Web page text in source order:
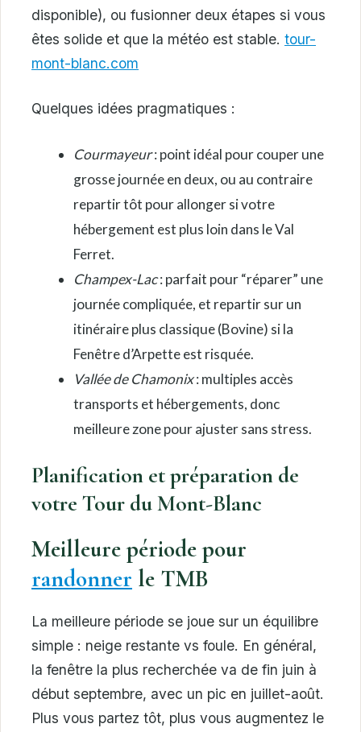
disponible), ou fusionner deux étapes si vous
êtes solide et que la météo est stable. tour-
mont-blanc.com
Quelques idées pragmatiques :
Courmayeur: point idéal pour couper une
grosse journée en deux, ou au contraire
repartir tôt pour allonger si votre
hébergement est plus loin dans le Val
Ferret.
Champex-Lac: parfait pour “réparer” une
journée compliquée, et repartir sur un
itinéraire plus classique (Bovine) si la
Fenêtre d’Arpette est risquée.
Vallée de Chamonix: multiples accès
transports et hébergements, donc
meilleure zone pour ajuster sans stress.
Planification et préparation de
votre Tour du Mont-Blanc
Meilleure période pour
randonner le TMB
La meilleure période se joue sur un équilibre
simple : neige restante vs foule. En général,
la fenêtre la plus recherchée va de fin juin à
début septembre, avec un pic en juillet-août.
Plus vous partez tôt, plus vous augmentez le